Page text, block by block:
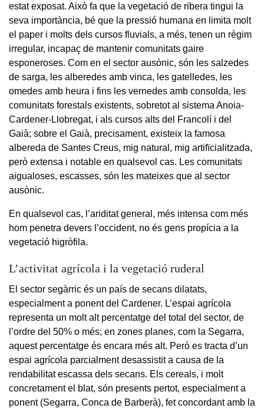
estat exposat. Això fa que la vegetació de ribera tingui la
seva importància, bé que la pressió humana en limita molt
el paper i molts dels cursos fluvials, a més, tenen un règim
irregular, incapaç de mantenir comunitats gaire
esponeroses. Com en el sector ausònic, són les salzedes
de sarga, les alberedes amb vinca, les gatelledes, les
omedes amb heura i fins les vernedes amb consolda, les
comunitats forestals existents, sobretot al sistema Anoia-
Cardener-Llobregat, i als cursos alts del Francolí i del
Gaià; sobre el Gaià, precisament, existeix la famosa
albereda de Santes Creus, mig natural, mig artifïcialitzada,
però extensa i notable en qualsevol cas. Les comunitats
aigualoses, escasses, són les mateixes que al sector
ausònic.
En qualsevol cas, l’ariditat general, més intensa com més
hom penetra devers l’occident, no és gens propícia a la
vegetació higròfila.
L’activitat agrícola i la vegetació ruderal
El sector segàrric és un país de secans dilatats,
especialment a ponent del Cardener. L’espai agrícola
representa un molt alt percentatge del total del sector, de
l’ordre del 50% o més; en zones planes, com la Segarra,
aquest percentatge és encara més alt. Però es tracta d’un
espai agrícola parcialment desassistit a causa de la
rendabilitat escassa dels secans. Els cereals, i molt
concretament el blat, són presents pertot, especialment a
ponent (Segarra, Conca de Barberà), fet concordant amb la